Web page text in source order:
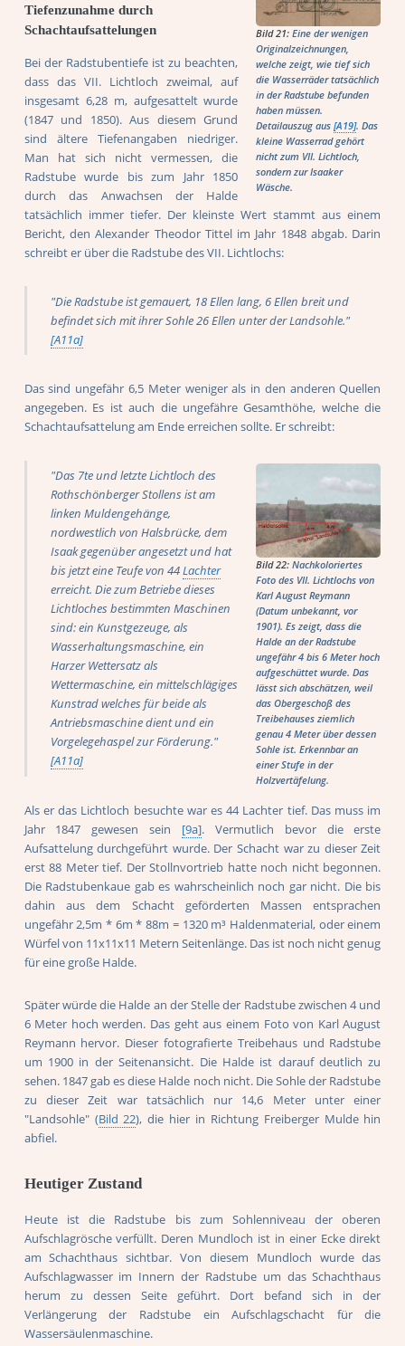
Bild 21:Eine der wenigen
Originalzeichnungen,
welche zeigt, wie tief sich
die Wasserräder tatsächlich
in der Radstube befunden
haben müssen.
Detailauszug aus[A19]. Das
kleine Wasserrad gehört
nicht zum VII. Lichtloch,
sondern zur Isaaker
Wäsche.
Tiefenzunahme durch
Schachtaufsattelungen
Bei der Radstubentiefe ist zu beachten,
dass das VII. Lichtloch zweimal, auf
insgesamt 6,28 m, aufgesattelt wurde
(1847 und 1850). Aus diesem Grund
sind ältere Tiefenangaben niedriger.
Man hat sich nicht vermessen, die
Radstube wurde bis zum Jahr 1850
durch das Anwachsen der Halde
tatsächlich immer tiefer. Der kleinste Wert stammt aus einem
Bericht, den Alexander Theodor Tittel im Jahr 1848 abgab. Darin
schreibt er über die Radstube des VII. Lichtlochs:
"Die Radstube ist gemauert, 18 Ellen lang, 6 Ellen breit und
befindet sich mit ihrer Sohle 26 Ellen unter der Landsohle."
[A11a]
Das sind ungefähr 6,5 Meter weniger als in den anderen Quellen
angegeben. Es ist auch die ungefähre Gesamthöhe, welche die
Schachtaufsattelung am Ende erreichen sollte. Er schreibt:
Bild 22:Nachkoloriertes
Foto des VII. Lichtlochs von
Karl August Reymann
(Datum unbekannt, vor
1901). Es zeigt, dass die
Halde an der Radstube
ungefähr 4 bis 6 Meter hoch
aufgeschüttet wurde. Das
lässt sich abschätzen, weil
das Obergeschoß des
Treibehauses ziemlich
genau 4 Meter über dessen
Sohle ist. Erkennbar an
einer Stufe in der
Holzvertäfelung.
"Das 7te und letzte Lichtloch des
Rothschönberger Stollens ist am
linken Muldengehänge,
nordwestlich von Halsbrücke, dem
Isaak gegenüber angesetzt und hat
bis jetzt eine Teufe von 44Lachter
erreicht. Die zum Betriebe dieses
Lichtloches bestimmten Maschinen
sind: ein Kunstgezeuge, als
Wasserhaltungsmaschine, ein
Harzer Wettersatz als
Wettermaschine, ein mittelschlägiges
Kunstrad welches für beide als
Antriebsmaschine dient und ein
Vorgelegehaspel zur Förderung."
[A11a]
Als er das Lichtloch besuchte war es 44 Lachter tief. Das muss im
Jahr 1847 gewesen sein [9a]. Vermutlich bevor die erste
Aufsattelung durchgeführt wurde. Der Schacht war zu dieser Zeit
erst 88 Meter tief. Der Stollnvortrieb hatte noch nicht begonnen.
Die Radstubenkaue gab es wahrscheinlich noch gar nicht. Die bis
dahin aus dem Schacht geförderten Massen entsprachen
ungefähr 2,5m * 6m * 88m = 1320 m³ Haldenmaterial, oder einem
Würfel von 11x11x11 Metern Seitenlänge. Das ist noch nicht genug
für eine große Halde.
Später würde die Halde an der Stelle der Radstube zwischen 4 und
6 Meter hoch werden. Das geht aus einem Foto von Karl August
Reymann hervor. Dieser fotografierte Treibehaus und Radstube
um 1900 in der Seitenansicht. Die Halde ist darauf deutlich zu
sehen. 1847 gab es diese Halde noch nicht. Die Sohle der Radstube
zu dieser Zeit war tatsächlich nur 14,6 Meter unter einer
"Landsohle" (Bild 22), die hier in Richtung Freiberger Mulde hin
abfiel.
Heutiger Zustand
Heute ist die Radstube bis zum Sohlenniveau der oberen
Aufschlagrösche verfüllt. Deren Mundloch ist in einer Ecke direkt
am Schachthaus sichtbar. Von diesem Mundloch wurde das
Aufschlagwasser im Innern der Radstube um das Schachthaus
herum zu dessen Seite geführt. Dort befand sich in der
Verlängerung der Radstube ein Aufschlagschacht für die
Wassersäulenmaschine.